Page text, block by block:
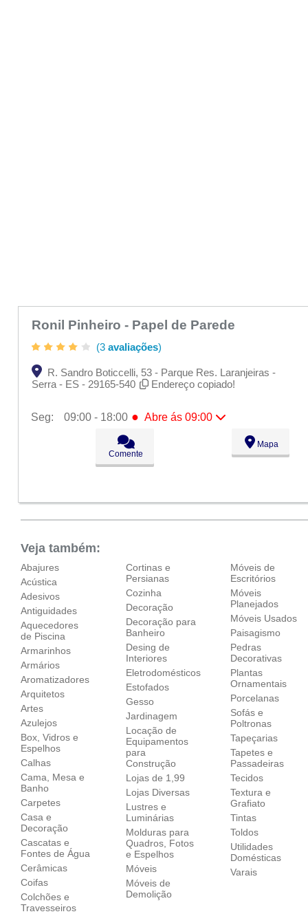
Ronil Pinheiro - Papel de Parede
(3 avaliações)
R. Sandro Boticcelli, 53 - Parque Res. Laranjeiras -
Serra - ES - 29165-540
Endereço copiado!
Seg: 09:00 - 18:00 ● Abre ás 09:00
09:00 - 18:00
09:00 - 18:00
09:00 - 18:00
Comente
Mapa
Veja também:
Abajures
Acústica
Adesivos
Antiguidades
Aquecedores
de Piscina
Armarinhos
Armários
Aromatizadores
Arquitetos
Artes
Azulejos
Box, Vidros e
Espelhos
Calhas
Cama, Mesa e
Banho
Carpetes
Casa e
Decoração
Cascatas e
Fontes de Água
Cerâmicas
Coifas
Colchões e
Travesseiros
Cortinas e
Persianas
Cozinha
Decoração
Decoração para
Banheiro
Desing de
Interiores
Eletrodomésticos
Estofados
Gesso
Jardinagem
Locação de
Equipamentos
para
Construção
Lojas de 1,99
Lojas Diversas
Lustres e
Luminárias
Molduras para
Quadros, Fotos
e Espelhos
Móveis
Móveis de
Demolição
Móveis de
Escritórios
Móveis
Planejados
Móveis Usados
Paisagismo
Pedras
Decorativas
Plantas
Ornamentais
Porcelanas
Sofás e
Poltronas
Tapeçarias
Tapetes e
Passadeiras
Tecidos
Textura e
Grafiato
Tintas
Toldos
Utilidades
Domésticas
Varais